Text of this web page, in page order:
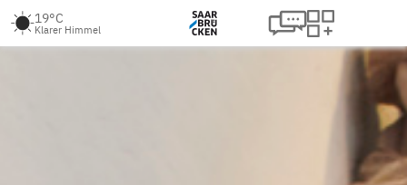
19°C
Klarer Himmel